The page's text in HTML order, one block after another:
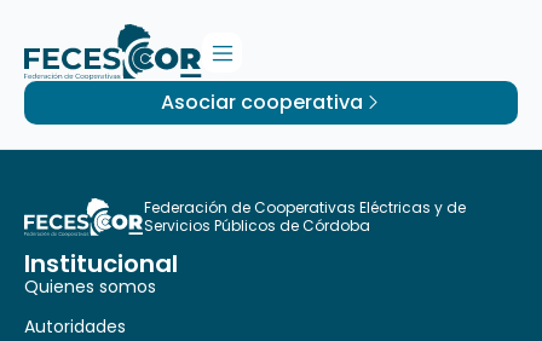
Asociar cooperativa
Federación de Cooperativas Eléctricas y de
Servicios Públicos de Córdoba
Institucional
Quienes somos
Autoridades